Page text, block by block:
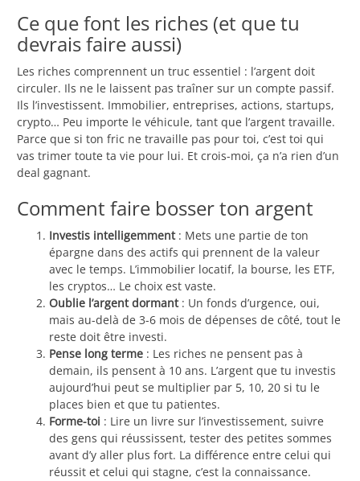
Ce que font les riches (et que tu
devrais faire aussi)
Les riches comprennent un truc essentiel : l’argent doit
circuler. Ils ne le laissent pas traîner sur un compte passif.
Ils l’investissent. Immobilier, entreprises, actions, startups,
crypto… Peu importe le véhicule, tant que l’argent travaille.
Parce que si ton fric ne travaille pas pour toi, c’est toi qui
vas trimer toute ta vie pour lui. Et crois-moi, ça n’a rien d’un
deal gagnant.
Comment faire bosser ton argent
Investis intelligemment: Mets une partie de ton
épargne dans des actifs qui prennent de la valeur
avec le temps. L’immobilier locatif, la bourse, les ETF,
les cryptos… Le choix est vaste.
Oublie l’argent dormant: Un fonds d’urgence, oui,
mais au-delà de 3-6 mois de dépenses de côté, tout le
reste doit être investi.
Pense long terme : Les riches ne pensent pas à
demain, ils pensent à 10 ans. L’argent que tu investis
aujourd’hui peut se multiplier par 5, 10, 20 si tu le
places bien et que tu patientes.
Forme-toi : Lire un livre sur l’investissement, suivre
des gens qui réussissent, tester des petites sommes
avant d’y aller plus fort. La différence entre celui qui
réussit et celui qui stagne, c’est la connaissance.